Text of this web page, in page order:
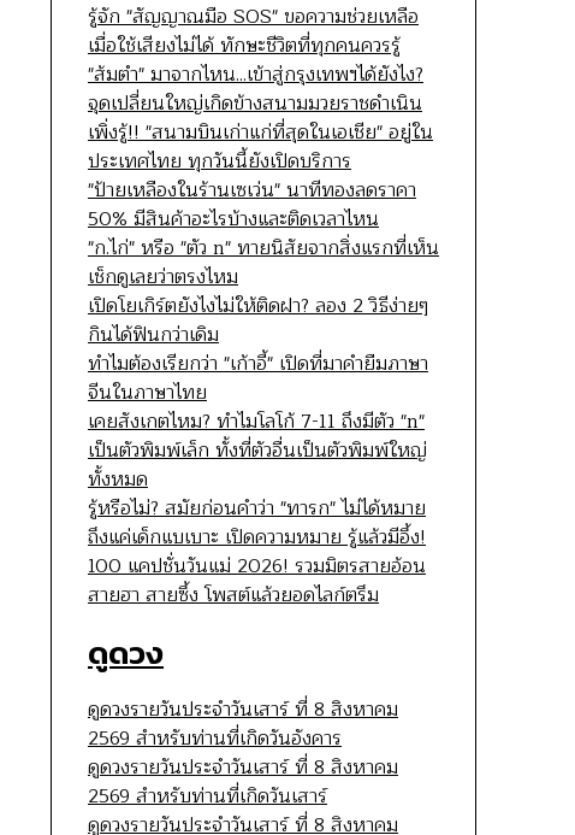
รู้จัก "สัญญาณมือ SOS" ขอความช่วยเหลือ
เมื่อใช้เสียงไม่ได้ ทักษะชีวิตที่ทุกคนควรรู้
"ส้มตำ" มาจากไหน...เข้าสู่กรุงเทพฯได้ยังไง?
จุดเปลี่ยนใหญ่เกิดข้างสนามมวยราชดำเนิน
เพิ่งรู้!! "สนามบินเก่าแก่ที่สุดในเอเชีย" อยู่ใน
ประเทศไทย ทุกวันนี้ยังเปิดบริการ
"ป้ายเหลืองในร้านเซเว่น" นาทีทองลดราคา
50% มีสินค้าอะไรบ้างและติดเวลาไหน
"ก.ไก่" หรือ "ตัว n" ทายนิสัยจากสิ่งแรกที่เห็น
เช็กดูเลยว่าตรงไหม
เปิดโยเกิร์ตยังไงไม่ให้ติดฝา? ลอง 2 วิธีง่ายๆ
กินได้ฟินกว่าเดิม
ทำไมต้องเรียกว่า "เก้าอี้" เปิดที่มาคำยืมภาษา
จีนในภาษาไทย
เคยสังเกตไหม? ทำไมโลโก้ 7-11 ถึงมีตัว "n"
เป็นตัวพิมพ์เล็ก ทั้งที่ตัวอื่นเป็นตัวพิมพ์ใหญ่
ทั้งหมด
รู้หรือไม่? สมัยก่อนคำว่า "ทารก" ไม่ได้หมาย
ถึงแค่เด็กแบเบาะ เปิดความหมาย รู้แล้วมีอึ้ง!
100 แคปชั่นวันแม่ 2026! รวมมิตรสายอ้อน
สายฮา สายซึ้ง โพสต์แล้วยอดไลก์ตรึม
ดูดวง
ดูดวงรายวันประจำวันเสาร์ ที่ 8 สิงหาคม
2569 สำหรับท่านที่เกิดวันอังคาร
ดูดวงรายวันประจำวันเสาร์ ที่ 8 สิงหาคม
2569 สำหรับท่านที่เกิดวันเสาร์
ดูดวงรายวันประจำวันเสาร์ ที่ 8 สิงหาคม